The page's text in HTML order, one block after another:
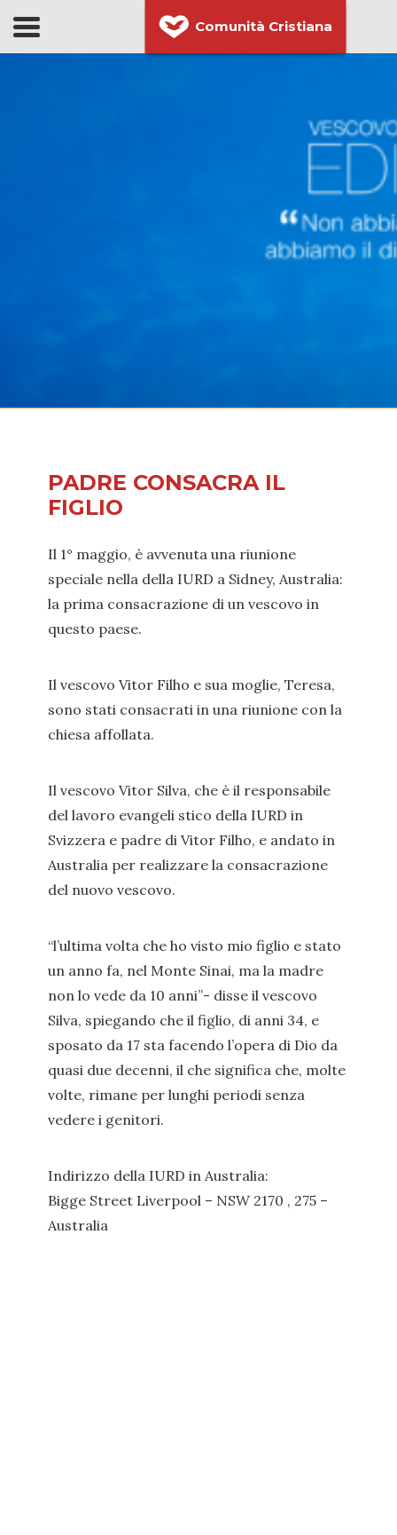
Comunità Cristiana
PADRE CONSACRA IL
FIGLIO
Il 1° maggio, è avvenuta una riunione
speciale nella della IURD a Sidney, Australia:
la prima consacrazione di un vescovo in
questo paese.
Il vescovo Vitor Filho e sua moglie, Teresa,
sono stati consacrati in una riunione con la
chiesa affollata.
Il vescovo Vitor Silva, che è il responsabile
del lavoro evangeli stico della IURD in
Svizzera e padre di Vitor Filho, e andato in
Australia per realizzare la consacrazione
del nuovo vescovo.
“l’ultima volta che ho visto mio figlio e stato
un anno fa, nel Monte Sinai, ma la madre
non lo vede da 10 anni”- disse il vescovo
Silva, spiegando che il figlio, di anni 34, e
sposato da 17 sta facendo l’opera di Dio da
quasi due decenni, il che significa che, molte
volte, rimane per lunghi periodi senza
vedere i genitori.
Indirizzo della IURD in Australia:
Bigge Street Liverpool – NSW 2170 , 275 –
Australia